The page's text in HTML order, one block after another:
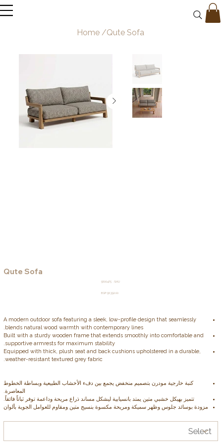
Home /Qute Sofa
Qute Sofa
SKU:
SKU
5600475
Price
EGP 56,392.00
A modern outdoor sofa featuring a sleek, low-profile design that seamlessly
blends natural wood warmth with contemporary lines.
Built with a sturdy wooden frame that extends smoothly into comfortable and
supportive armrests for maximum stability.
Equipped with thick, plush seat and back cushions upholstered in a durable,
weather-resistant textured grey fabric.
كنبة خارجية مودرن بتصميم منخفض يجمع بين دفء الأخشاب الطبيعية وبساطة الخطوط
المعاصرة.
تتميز بهيكل خشبي متين يمتد بانسيابية ليشكل مساند ذراع مريحة وداعمة توفر ثباتاً فائقاً.
مزودة بوسائد جلوس وظهر سميكة ومريحة مكسوة بنسيج متين ومقاوم للعوامل الجوية بألوان